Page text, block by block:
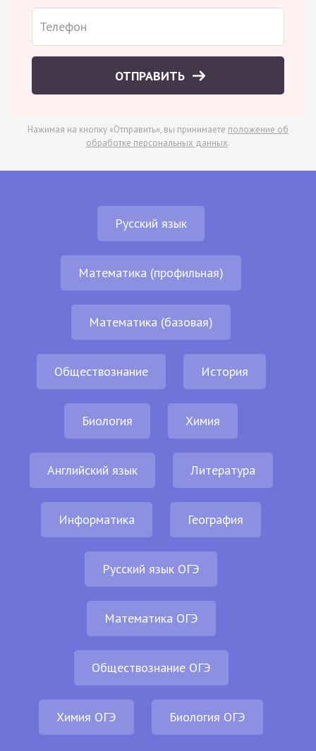
ОТПРАВИТЬ
Нажимая на кнопку «Отправить», вы принимаете положение об
обработке персональных данных.
Русский язык
Математика (профильная)
Математика (базовая)
Обществознание История
Биология Химия
Английский язык Литература
Информатика География
Русский язык ОГЭ
Математика ОГЭ
Обществознание ОГЭ
Химия ОГЭ Биология ОГЭ